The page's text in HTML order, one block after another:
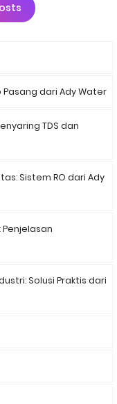
Pasang dari Ady Water
TDS dan
Sistem RO dari Ady
Penjelasan
Solusi Praktis dari